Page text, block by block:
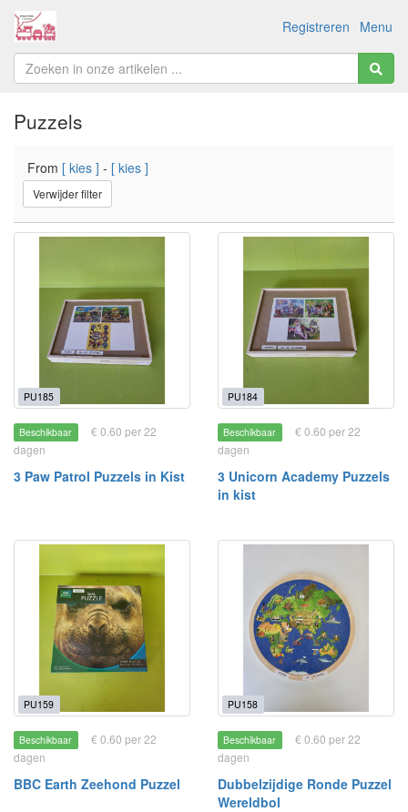
Menu
Registreren
Puzzels
From [ kies ] - [ kies ]
Verwijder filter
PU185
Beschikbaar
€ 0.60 per 22
dagen
3 Paw Patrol Puzzels in Kist
PU184
Beschikbaar
€ 0.60 per 22
dagen
3 Unicorn Academy Puzzels
in kist
PU159
Beschikbaar
€ 0.60 per 22
dagen
BBC Earth Zeehond Puzzel
PU158
Beschikbaar
€ 0.60 per 22
dagen
Dubbelzijdige Ronde Puzzel
Wereldbol